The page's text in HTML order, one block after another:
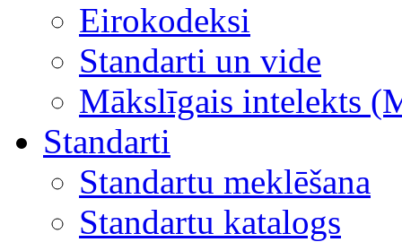
Eirokodeksi
Standarti un vide
Mākslīgais intelekts
Standarti
Standartu meklēšana
Standartu katalogs